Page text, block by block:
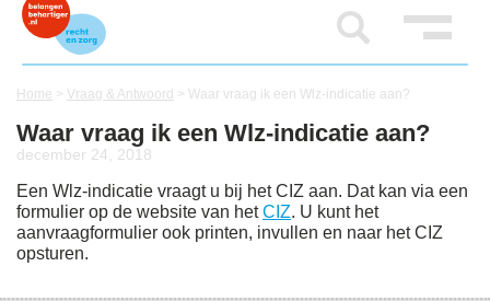
Home > Vraag & Antwoord > Waar vraag ik een Wlz-indicatie aan?
Waar vraag ik een Wlz-indicatie aan?
december 24, 2018
Een Wlz-indicatie vraagt u bij het CIZ aan. Dat kan via een
formulier op de website van hetCIZ. U kunt het
aanvraagformulier ook printen, invullen en naar het CIZ
opsturen.